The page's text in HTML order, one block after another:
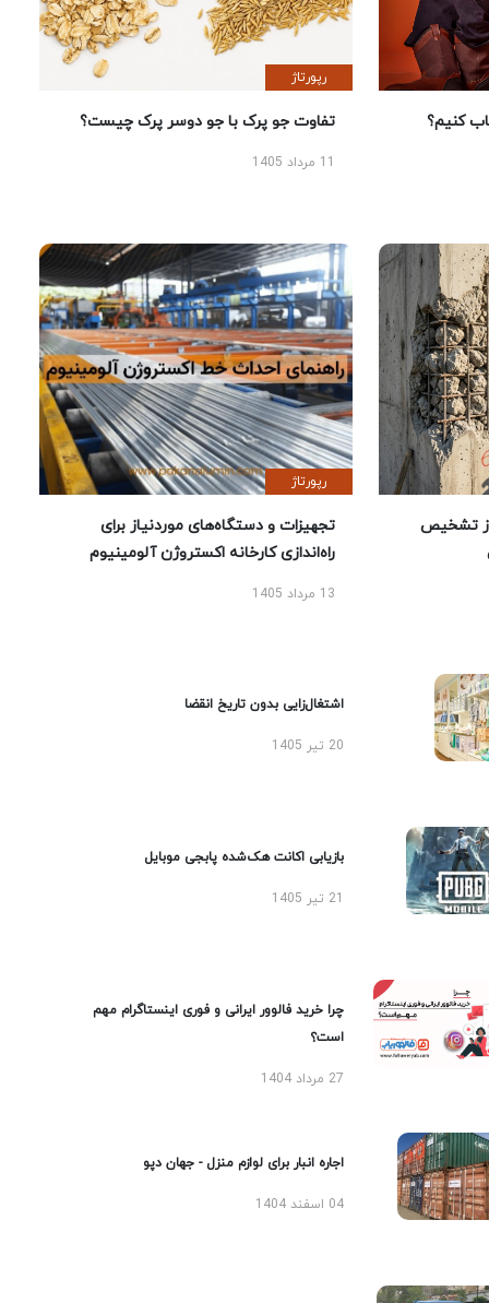
کنیم؟
رپورتاژ
تفاوت جو پرک با جو دوسر پرک چیست؟
تشخیص
رپورتاژ
تجهیزات و دستگاه‌های موردنیاز برای
راه‌اندازی کارخانه اکستروژن آلومینیوم
13 مرداد 1405
اشتغال‌زایی بدون تاریخ انقضا
20 تیر 1405
بازیابی اکانت هک‌شده پابجی موبایل
چرا خرید فالوور ایرانی و فوری اینستاگرام مهم
است؟
27 مرداد 1404
اجاره انبار برای لوازم منزل - جهان دپو
04 اسفند 1404